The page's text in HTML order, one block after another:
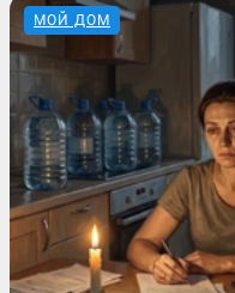
МОЙ ДОМ